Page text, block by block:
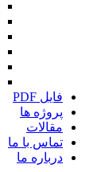
فایل PDF
پروژه ها
مقالات
تماس با ما
درباره ما